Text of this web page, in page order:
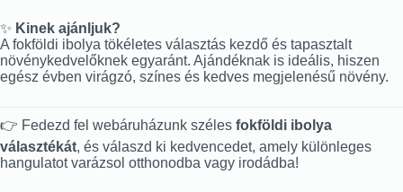
✨ Kinek ajánljuk?
A fokföldi ibolya tökéletes választás kezdő és tapasztalt
növénykedvelőknek egyaránt. Ajándéknak is ideális, hiszen
egész évben virágzó, színes és kedves megjelenésű növény.
👉 Fedezd fel webáruházunk széles fokföldi ibolya
választékát, és válaszd ki kedvencedet, amely különleges
hangulatot varázsol otthonodba vagy irodádba!